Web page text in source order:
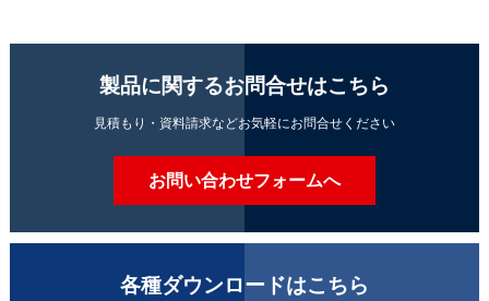
製品に関するお問合せはこちら
見積もり・資料請求などお気軽にお問合せください
お問い合わせフォームへ
各種ダウンロードはこちら